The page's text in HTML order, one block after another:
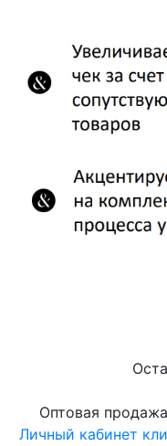
Оптовая
Личный кабинет